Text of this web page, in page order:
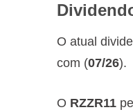
O atual
com (07/26).
O RZZR11